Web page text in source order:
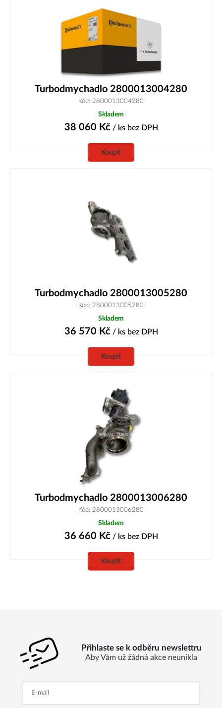
Turbodmychadlo 2800013004280
Kód: 2800013004280
Skladem
38 060 Kč/ ks bez DPH
Koupit
Turbodmychadlo 2800013005280
Kód: 2800013005280
Skladem
36 570 Kč/ ks bez DPH
Koupit
Turbodmychadlo 2800013006280
Kód: 2800013006280
Skladem
36 660 Kč/ ks bez DPH
Koupit
Přihlaste se k odběru newslettru
Aby Vám už žádná akce neunikla